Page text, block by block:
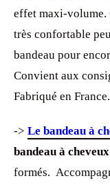
effet maxi-volume.
très confortable
bandeau pour
Convient aux
Fabriqué en France.
-> Le bandeau à
bandeau à cheveux
formés.